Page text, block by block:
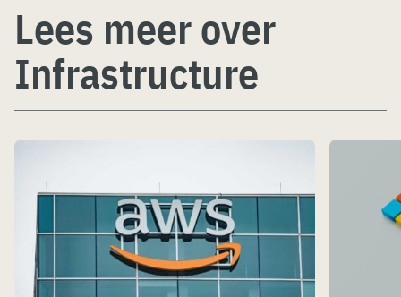
Lees meer over
Infrastructure